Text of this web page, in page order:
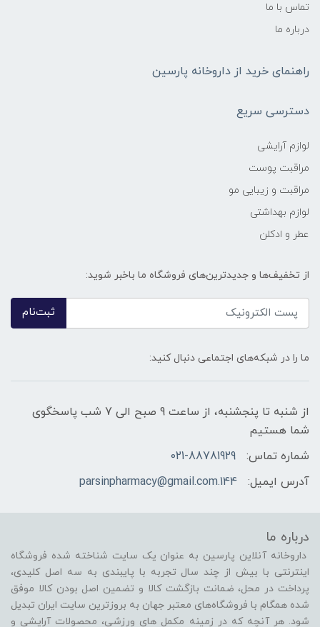
تماس با ما
درباره ما
راهنمای خرید از داروخانه پارسین
دسترسی سریع
لوازم آرایشی
مراقبت پوست
مراقبت و زیبایی مو
لوازم بهداشتی
عطر و ادکلن
از تخفیف‌ها و جدیدترین‌های فروشگاه ما باخبر شوید:
ثبت‌نام
ما را در شبکه‌های اجتماعی دنبال کنید:
از شنبه تا پنجشنبه، از ساعت 9 صبح الی 7 شب پاسخگوی
شما هستیم
شماره تماس:
021-88781929
آدرس ایمیل:
144.parsinpharmacy@gmail.com
درباره ما
داروخانه آنلاین پارسین به عنوان یک سایت شناخته شده فروشگاه
اینترنتی با بیش از چند سال تجربه با پایبندی به سه اصل کلیدی،
پرداخت در محل، ضمانت بازگشت کالا و تضمین اصل بودن کالا موفق
شده همگام با فروشگاه‌های معتبر جهان به بروزترین سایت ایران تبدیل
شود. هر آنچه که در زمینه مکمل های ورزشی، محصولات آرایشی و